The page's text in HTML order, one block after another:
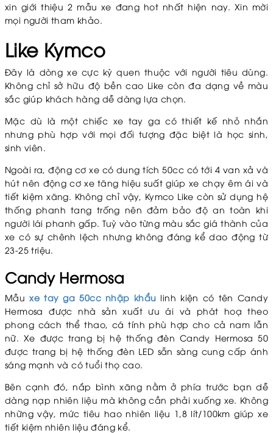
xin giới thiệu 2 mẫu xe đang hot nhất hiện nay. Xin mời
mọi người tham khảo.
Like Kymco
Đây là dòng xe cực kỳ quen thuộc với người tiêu dùng.
Không chỉ sở hữu độ bền cao Like còn đa dạng về màu
sắc giúp khách hàng dễ dàng lựa chọn.
Mặc dù là một chiếc xe tay ga có thiết kế nhỏ nhắn
nhưng phù hợp với mọi đối tượng đặc biệt là học sinh,
sinh viên.
Ngoài ra, động cơ xe có dung tích 50cc có tới 4 van xả và
hút nên động cơ xe tăng hiệu suất giúp xe chạy êm ái và
tiết kiệm xăng. Không chỉ vậy, Kymco Like còn sử dụng hệ
thống phanh tang trống nên đảm bảo độ an toàn khi
người lái phanh gấp. Tuỳ vào từng màu sắc giá thành của
xe có sự chênh lệch nhưng không đáng kể dao động từ
23-25 triệu.
Candy Hermosa
Mẫu xe tay ga 50cc nhập khẩu linh kiện có tên Candy
Hermosa được nhà sản xuất ưu ái và phát hoạ theo
phong cách thể thao, cá tính phù hợp cho cả nam lẫn
nữ. Xe được trang bị hệ thống đèn Candy Hermosa 50
được trang bị hệ thống đèn LED sẵn sàng cung cấp ánh
sáng mạnh và có tuổi thọ cao.
Bên cạnh đó, nắp bình xăng nằm ở phía trước bạn dễ
dàng nạp nhiên liệu mà không cần phải xuống xe. Không
những vậy, mức tiêu hao nhiên liệu 1,8 lít/100km giúp xe
tiết kiệm nhiên liệu đáng kể.